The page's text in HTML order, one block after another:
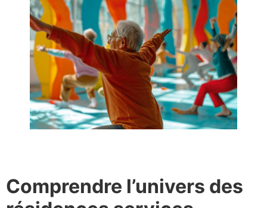
Comprendre l’univers des